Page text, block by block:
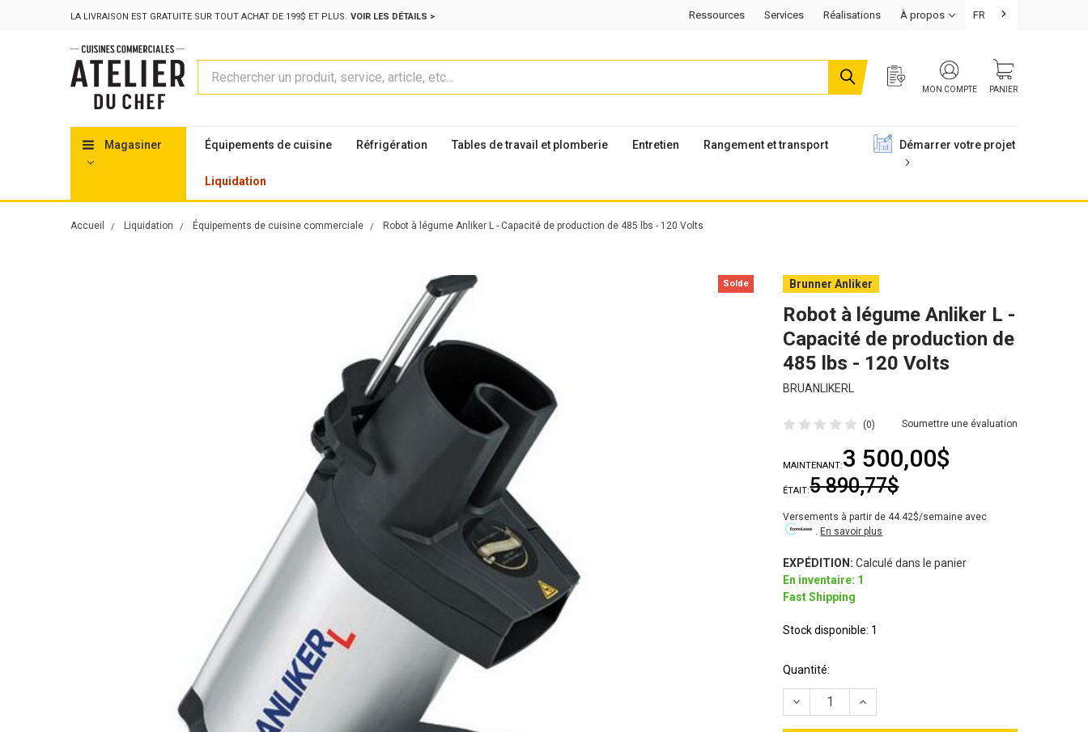
LA LIVRAISON EST GRATUITE SUR TOUT ACHAT DE 199$ ET PLUS. VOIR LES DÉTAILS > Ressources Services Réalisations À propos FR
MON COMPTE PANIER
Rechercher
Magasiner Équipements de cuisine Réfrigération Tables de travail et plomberie Entretien Rangement et transport
Liquidation
Démarrer votre projet
Accueil Liquidation Équipements de cuisine commerciale Robot à légume Anliker L - Capacité de production de 485 lbs - 120 Volts
Solde Brunner Anliker
Robot à légume Anliker L -
Capacité de production de
485 lbs - 120 Volts
BRUANLIKERL
(0) Soumettre une évaluation
MAINTENANT:3 500,00$
ÉTAIT:5 890,77$
Versements à partir de 44.42$/semaine avec
.En savoir plus
EXPÉDITION:Calculé dans le panier
En inventaire: 1
Fast Shipping
Stock disponible: 1
Quantité:
RÉDUIRE LA QUANTITÉ DE ROBOT À LÉGUME
AUGMENTER LA QUANTITÉ DE